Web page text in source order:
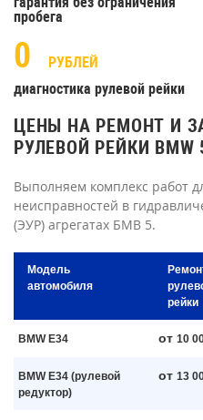
пробега
0
РУБЛЕЙ
диагностика рулевой рейки
ЦЕНЫ НА РЕМОНТ И
РУЛЕВОЙ РЕЙКИ BMW
Выполняем комплекс работ
неисправностей в
(ЭУР) агрегатах БМВ 5.
Модель
автомобиля
рейки
BMW E34 от 10
BMW E34 (рулевой
редуктор)
от 13